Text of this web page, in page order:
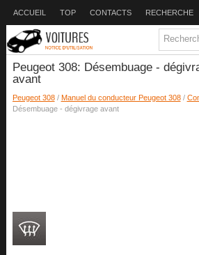
ACCUEIL TOP CONTACTS RECHERCHE
Peugeot 308: Désembuage -
avant
Peugeot 308/ Manuel du conducteur Peugeot 308/
Désembuage - dégivrage avant